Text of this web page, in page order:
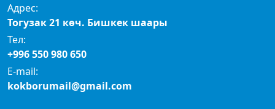
Адрес:
Тогузак 21 көч. Бишкек шаары
Тел:
+996 550 980 650
E-mail:
kokborumail@gmail.com